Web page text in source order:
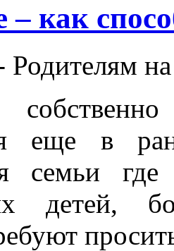
как
Родителям
еще в
семьи
детей,